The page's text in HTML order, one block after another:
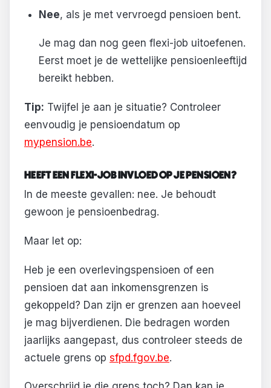
Nee, als je met vervroegd pensioen bent.
Je mag dan nog geen flexi-job uitoefenen.
Eerst moet je de wettelijke pensioenleeftijd
bereikt hebben.
Tip: Twijfel je aan je situatie? Controleer
eenvoudig je pensioendatum op
mypension.be.
HEEFT EEN FLEXI-JOB INVLOED OP JE PENSIOEN?
In de meeste gevallen: nee. Je behoudt
gewoon je pensioenbedrag.
Maar let op:
Heb je een overlevingspensioen of een
pensioen dat aan inkomensgrenzen is
gekoppeld? Dan zijn er grenzen aan hoeveel
je mag bijverdienen. Die bedragen worden
jaarlijks aangepast, dus controleer steeds de
actuele grens op sfpd.fgov.be.